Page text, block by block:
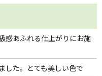
感あふれる仕上がりにお施
した。とても美しい色で